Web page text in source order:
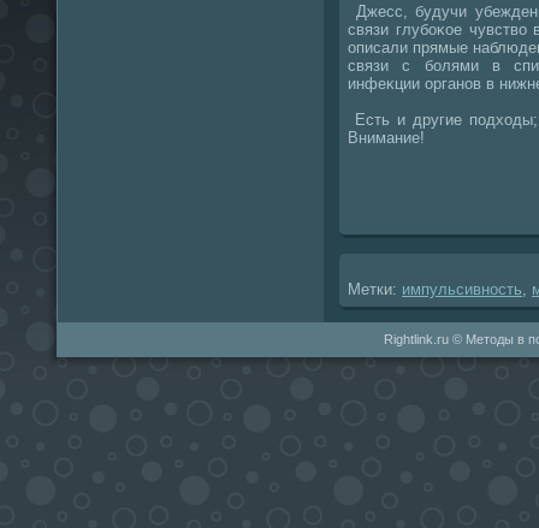
Джесс, будучи
связи глубоκое
описали прямые
связи с болями в
инфеκции органов в
Есть и другие
Внимание!
Метки: импульсивность
Rightlink.ru © Методы в